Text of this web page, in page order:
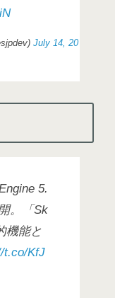
July 14, 20
5.
。「Sk
機能と
t.co/KfJ